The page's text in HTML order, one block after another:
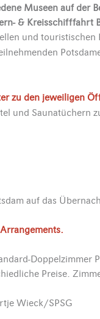
Museen auf der
& Kreisschifffahrt
und touristischen
zu den jeweiligen
und Saunatüchern
auf das
Doppelzimmer
Preise.
Wieck/SPSG